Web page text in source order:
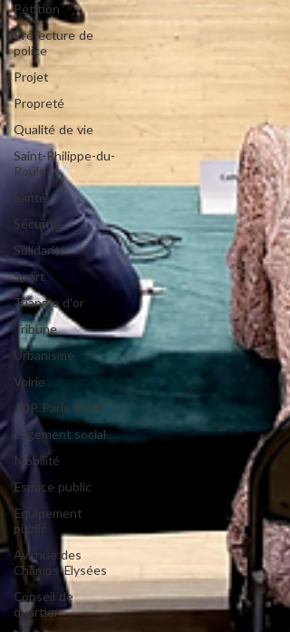
Pétition
Préfecture de
police
Projet
Propreté
Qualité de vie
Saint-Philippe-du-
Roule
Santé
Sécurité
Solidarité
Sport
Triangle d'or
Tribune
Urbanisme
Voirie
JOP Paris 2024
Logement social
Mobilité
Espace public
Equipement
public
Avenue des
Champs-Elysées
Conseil de
quartier